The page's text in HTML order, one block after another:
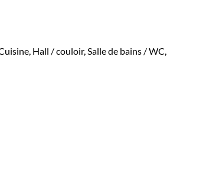
Hall / couloir, Salle de bains / WC,